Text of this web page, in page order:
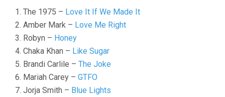
1. The 1975 – Love It If We Made It
2. Amber Mark – Love Me Right
3. Robyn – Honey
4. Chaka Khan – Like Sugar
5. Brandi Carlile – The Joke
6. Mariah Carey – GTFO
7. Jorja Smith – Blue Lights